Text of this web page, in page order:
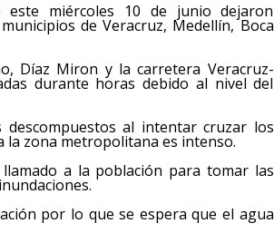
miércoles 10 de junio dejaron
de Veracruz, Medellín, Boca
Díaz Miron y la carretera Veracruz-
durante horas debido al nivel del
al intentar cruzar los
la zona metropolitana es intenso.
a la población para tomar las
por lo que se espera que el agua